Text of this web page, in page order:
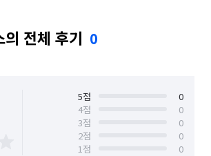
전체 후기 0
5점
0
4점
0
3점
0
2점
0
1점
0